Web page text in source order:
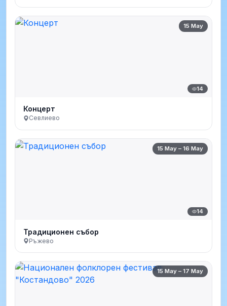
15 May
14
Концерт
Севлиево
15 May – 16 May
14
Традиционен събор
Ръжево
15 May – 17 May